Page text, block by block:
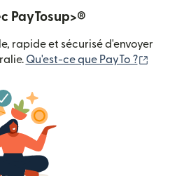
PayTosup>®
rapide et sécurisé d'envoyer
Qu'est-ce que PayTo ?